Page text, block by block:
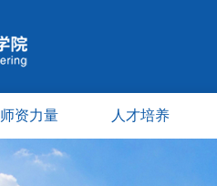
师资力量 人才培养